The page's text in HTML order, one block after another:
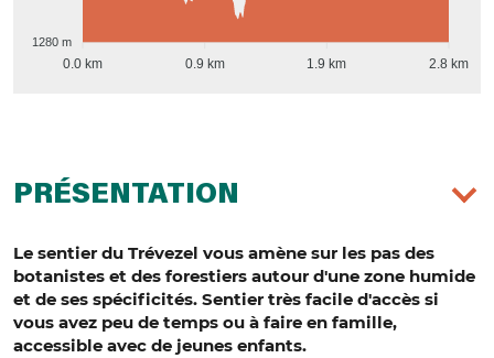
1280 m
0.0 km 0.9 km 1.9 km 2.8 km
PRÉSENTATION
Le sentier du Trévezel vous amène sur les pas des
botanistes et des forestiers autour d'une zone humide
et de ses spécificités. Sentier très facile d'accès si
vous avez peu de temps ou à faire en famille,
accessible avec de jeunes enfants.